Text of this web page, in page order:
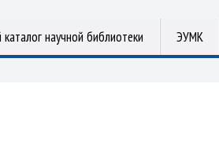
научной библиотеки ЭУМК